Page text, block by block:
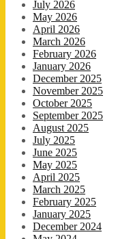
July 2026
May 2026
April 2026
March 2026
February 2026
January 2026
December 2025
November 2025
October 2025
September 2025
August 2025
July 2025
June 2025
May 2025
April 2025
March 2025
February 2025
January 2025
December 2024